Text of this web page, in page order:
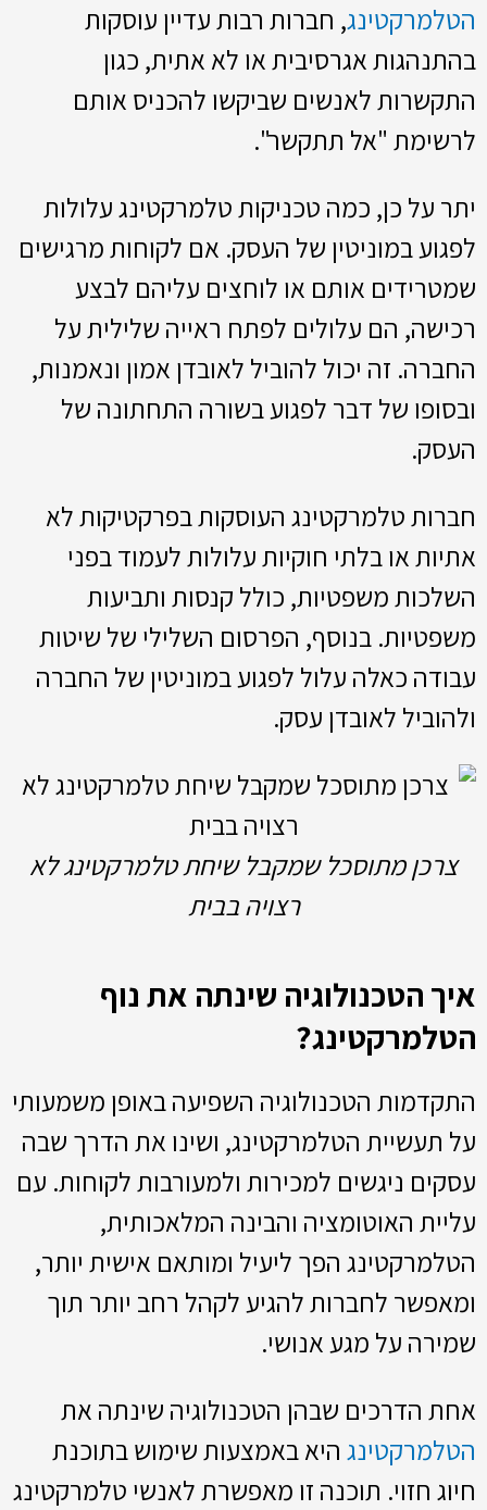
הטלמרקטינג, חברות רבות עדיין עוסקות
בהתנהגות אגרסיבית או לא אתית, כגון
התקשרות לאנשים שביקשו להכניס אותם
לרשימת "אל תתקשר".
יתר על כן, כמה טכניקות טלמרקטינג עלולות
לפגוע במוניטין של העסק. אם לקוחות מרגישים
שמטרידים אותם או לוחצים עליהם לבצע
רכישה, הם עלולים לפתח ראייה שלילית על
החברה. זה יכול להוביל לאובדן אמון ונאמנות,
ובסופו של דבר לפגוע בשורה התחתונה של
העסק.
חברות טלמרקטינג העוסקות בפרקטיקות לא
אתיות או בלתי חוקיות עלולות לעמוד בפני
השלכות משפטיות, כולל קנסות ותביעות
משפטיות. בנוסף, הפרסום השלילי של שיטות
עבודה כאלה עלול לפגוע במוניטין של החברה
ולהוביל לאובדן עסק.
צרכן מתוסכל שמקבל שיחת טלמרקטינג לא
רצויה בבית
איך הטכנולוגיה שינתה את נוף
הטלמרקטינג?
התקדמות הטכנולוגיה השפיעה באופן משמעותי
על תעשיית הטלמרקטינג, ושינו את הדרך שבה
עסקים ניגשים למכירות ולמעורבות לקוחות. עם
עליית האוטומציה והבינה המלאכותית,
הטלמרקטינג הפך ליעיל ומותאם אישית יותר,
ומאפשר לחברות להגיע לקהל רחב יותר תוך
שמירה על מגע אנושי.
אחת הדרכים שבהן הטכנולוגיה שינתה את
הטלמרקטינג היא באמצעות שימוש בתוכנת
חיוג חזוי. תוכנה זו מאפשרת לאנשי טלמרקטינג